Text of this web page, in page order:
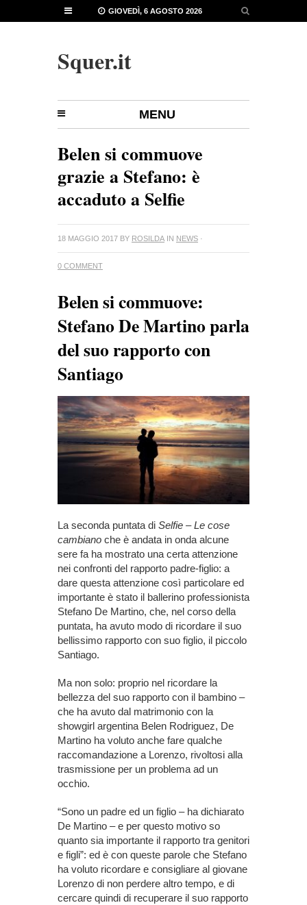
GIOVEDÌ, 6 AGOSTO 2026
Squer.it
MENU
Belen si commuove
grazie a Stefano: è
accaduto a Selfie
18 MAGGIO 2017 BY ROSILDA IN NEWS ·
0 COMMENT
Belen si commuove:
Stefano De Martino parla
del suo rapporto con
Santiago
La seconda puntata di Selfie – Le cose
cambiano che è andata in onda alcune
sere fa ha mostrato una certa attenzione
nei confronti del rapporto padre-figlio: a
dare questa attenzione così particolare ed
importante è stato il ballerino professionista
Stefano De Martino, che, nel corso della
puntata, ha avuto modo di ricordare il suo
bellissimo rapporto con suo figlio, il piccolo
Santiago.
Ma non solo: proprio nel ricordare la
bellezza del suo rapporto con il bambino –
che ha avuto dal matrimonio con la
showgirl argentina Belen Rodriguez, De
Martino ha voluto anche fare qualche
raccomandazione a Lorenzo, rivoltosi alla
trasmissione per un problema ad un
occhio.
“Sono un padre ed un figlio – ha dichiarato
De Martino – e per questo motivo so
quanto sia importante il rapporto tra genitori
e figli”: ed è con queste parole che Stefano
ha voluto ricordare e consigliare al giovane
Lorenzo di non perdere altro tempo, e di
cercare quindi di recuperare il suo rapporto